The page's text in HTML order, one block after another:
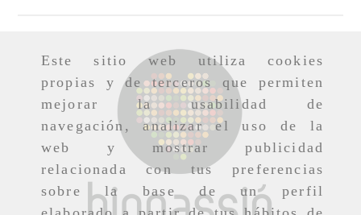
Este sitio web utiliza cookies
propias y de terceros que permiten
mejorar la usabilidad de
navegación, analizar el uso de la
web y mostrar publicidad
relacionada con tus preferencias
sobre la base de un perfil